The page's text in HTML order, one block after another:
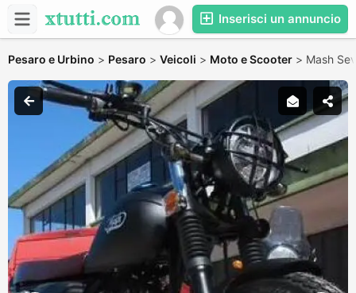
Inserisci un annuncio
Pesaro e Urbino > Pesaro > Veicoli > Moto e Scooter > Mash